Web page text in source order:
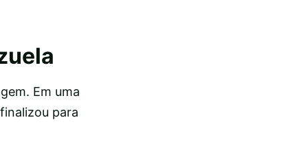
Em uma
para